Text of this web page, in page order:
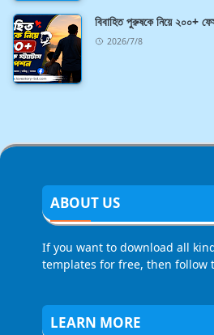
বিবাহিত পুরুষকে নিয়ে ২০০+
2026/7/8
ABOUT US
If you want to download all
templates for free, then follow
LEARN MORE